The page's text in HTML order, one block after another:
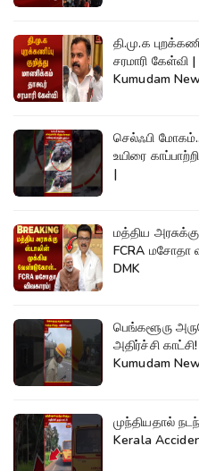
தி.மு.க புறக்கணிப்பு
சரமாரி கேள்வி
Kumudam
செல்ஃபி
உயிரை
|
மத்திய
FCRA மசோதா
DMK
பெங்களூரு
அதிர்ச்சி
Kumudam
முந்தியதால்
Kerala